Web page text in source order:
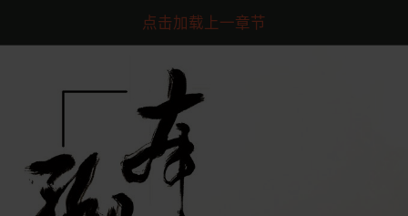
点击加载上一章节